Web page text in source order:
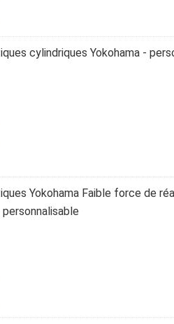
cylindriques Yokohama -
Yokohama Faible force de